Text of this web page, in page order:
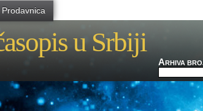
Prodavnica
u Srbiji
ARHIVA